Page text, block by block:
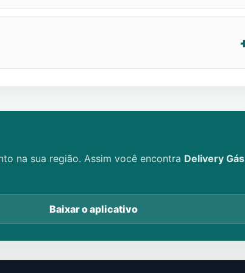
na sua região. Assim você encontra Delivery Gás
Baixar o aplicativo